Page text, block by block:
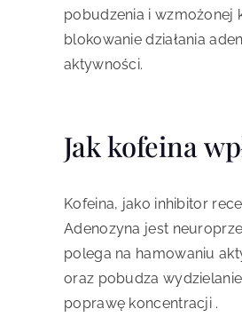
pobudzenia i wzmożonej
blokowanie działania
aktywności.
Jak kofeina
Kofeina, jako inhibitor
Adenozyna jest
polega na hamowaniu
oraz pobudza
poprawę koncentracji .